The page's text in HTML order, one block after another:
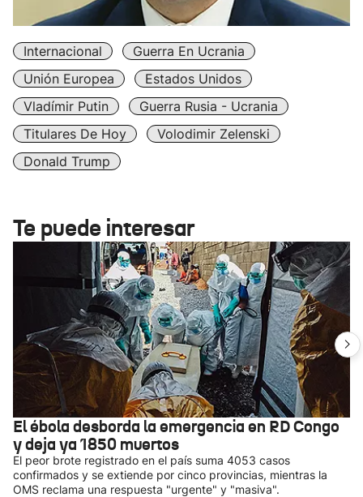
Internacional
Guerra En Ucrania
Unión Europea
Estados Unidos
Vladímir Putin
Guerra Rusia - Ucrania
Titulares De Hoy
Volodimir Zelenski
Donald Trump
Te puede interesar
El ébola desborda la emergencia en RD Congo
y deja ya 1850 muertos
El peor brote registrado en el país suma 4053 casos
confirmados y se extiende por cinco provincias, mientras la
OMS reclama una respuesta "urgente" y "masiva".